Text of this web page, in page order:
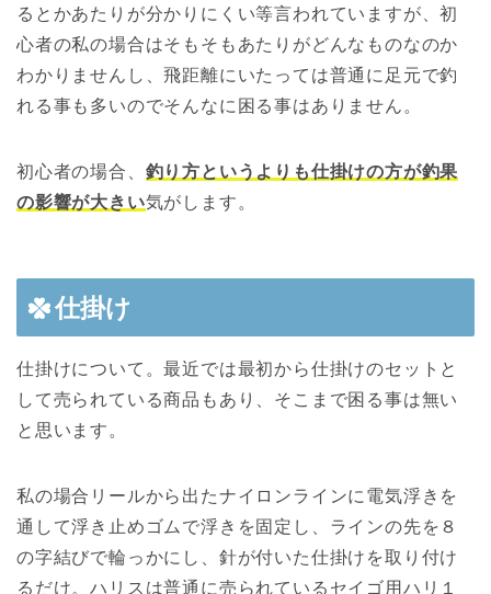
るとかあたりが分かりにくい等言われていますが、初
心者の私の場合はそもそもあたりがどんなものなのか
わかりませんし、飛距離にいたっては普通に足元で釣
れる事も多いのでそんなに困る事はありません。
初心者の場合、 釣り方というよりも仕掛けの方が釣果
の影響が大きい気がします。
仕掛け
仕掛けについて。最近では最初から仕掛けのセットと
して売られている商品もあり、そこまで困る事は無い
と思います。
私の場合リールから出たナイロンラインに電気浮きを
通して浮き止めゴムで浮きを固定し、ラインの先を８
の字結びで輪っかにし、針が付いた仕掛けを取り付け
るだけ。ハリスは普通に売られているセイゴ用ハリ１